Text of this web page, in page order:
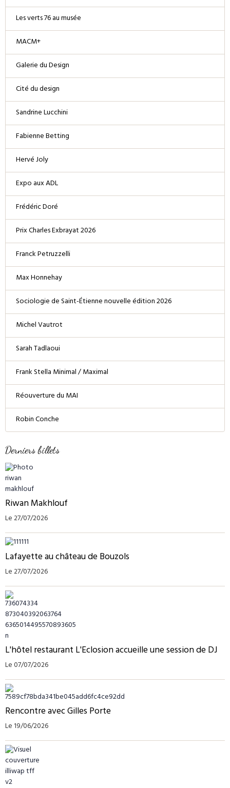
Les verts 76 au musée
MACM+
Galerie du Design
Cité du design
Sandrine Lucchini
Fabienne Betting
Hervé Joly
Expo aux ADL
Frédéric Doré
Prix Charles Exbrayat 2026
Franck Petruzzelli
Max Honnehay
Sociologie de Saint-Étienne nouvelle édition 2026
Michel Vautrot
Sarah Tadlaoui
Frank Stella Minimal / Maximal
Réouverture du MAI
Robin Conche
Derniers billets
Riwan Makhlouf
Le 27/07/2026
Lafayette au château de Bouzols
Le 27/07/2026
L'hôtel restaurant L'Eclosion accueille une session de DJ
Le 07/07/2026
Rencontre avec Gilles Porte
Le 19/06/2026